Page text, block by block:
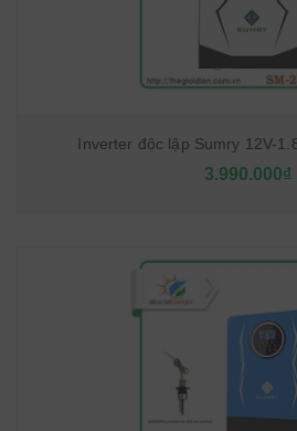
Inverter độc lập Sumry 12V-
3.990.000₫